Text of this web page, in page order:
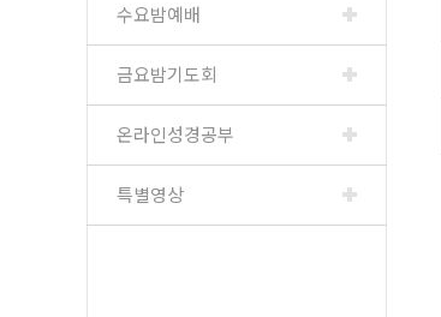
수요밤예배
금요밤기도회
온라인성경공부
특별영상